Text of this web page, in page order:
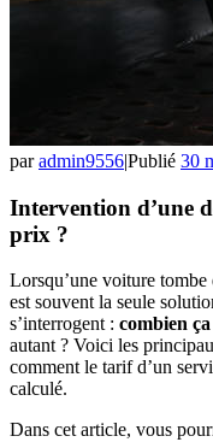
paradmin9556|Publié 30
Intervention d’une
prix ?
Lorsqu’une voiture tombe
est souvent la seule
s’interrogent : combien
autant ? Voici les
comment le tarif d’un
calculé.
Dans cet article, vous